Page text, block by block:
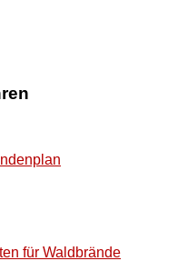
für Waldbrände